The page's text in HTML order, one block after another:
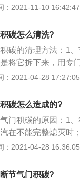
动机内空气的量的
机内的空气量会增
转速才可以上升。节
了。清洗完节气门积
内会出现油耗升高
辑来控制节气门，
脑，那发动机只会
常，因为ecu具有
：2021-11-10 16:42:47
碳怎么清洗?
碳的清理方法：1
将它拆下来，用专
3、免拆卸清洗，
：2021-04-28 17:27:05
碳怎么造成的?
门积碳的原因：1
在不能完整熄灭时
），粘附在进排气
：2021-04-28 16:36:05
节气门积碳?